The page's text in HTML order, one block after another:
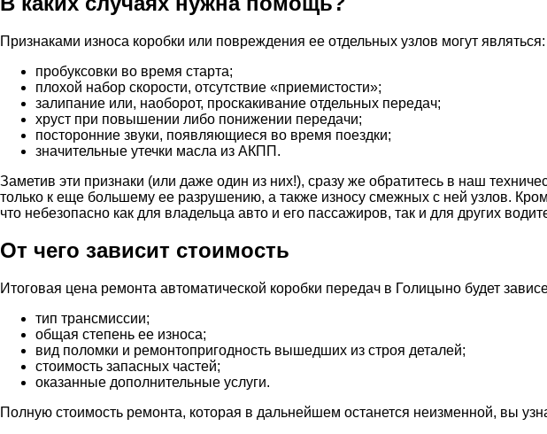
Признаками износа коробки или повреждения ее отдельных узлов могут являться:
пробуксовки во время старта;
плохой набор скорости, отсутствие «приемистости»;
залипание или, наоборот, проскакивание отдельных передач;
хруст при повышении либо понижении передачи;
посторонние звуки, появляющиеся во время поездки;
значительные утечки масла из АКПП.
Заметив эти признаки (или даже один из них!), сразу же обратитесь в наш
только к еще большему ее разрушению, а также износу смежных с ней узлов.
что небезопасно как для владельца авто и его пассажиров, так и для других
От чего зависит стоимость
Итоговая цена ремонта автоматической коробки передач в Голицыно будет
тип трансмиссии;
общая степень ее износа;
вид поломки и ремонтопригодность вышедших из строя деталей;
стоимость запасных частей;
оказанные дополнительные услуги.
Полную стоимость ремонта, которая в дальнейшем останется неизменной, вы